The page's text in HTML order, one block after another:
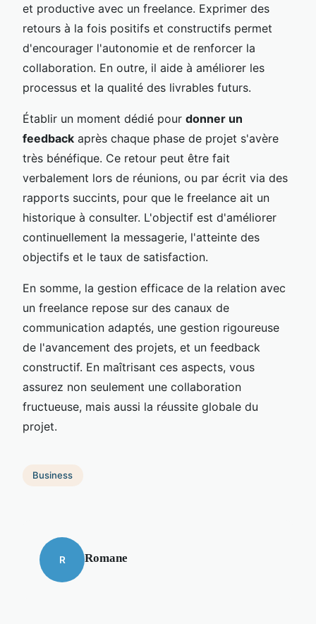
et productive avec un freelance. Exprimer des
retours à la fois positifs et constructifs permet
d'encourager l'autonomie et de renforcer la
collaboration. En outre, il aide à améliorer les
processus et la qualité des livrables futurs.
Établir un moment dédié pour donner un
feedback après chaque phase de projet s'avère
très bénéfique. Ce retour peut être fait
verbalement lors de réunions, ou par écrit via des
rapports succints, pour que le freelance ait un
historique à consulter. L'objectif est d'améliorer
continuellement la messagerie, l'atteinte des
objectifs et le taux de satisfaction.
En somme, la gestion efficace de la relation avec
un freelance repose sur des canaux de
communication adaptés, une gestion rigoureuse
de l'avancement des projets, et un feedback
constructif. En maîtrisant ces aspects, vous
assurez non seulement une collaboration
fructueuse, mais aussi la réussite globale du
projet.
Business
R Romane